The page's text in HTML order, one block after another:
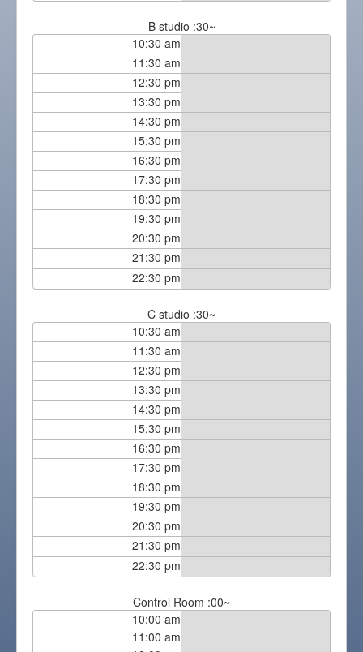
B studio :30~
10:30 am
11:30 am
12:30 pm
13:30 pm
14:30 pm
15:30 pm
16:30 pm
17:30 pm
18:30 pm
19:30 pm
20:30 pm
21:30 pm
22:30 pm
C studio :30~
10:30 am
11:30 am
12:30 pm
13:30 pm
14:30 pm
15:30 pm
16:30 pm
17:30 pm
18:30 pm
19:30 pm
20:30 pm
21:30 pm
22:30 pm
Control Room :00~
10:00 am
11:00 am